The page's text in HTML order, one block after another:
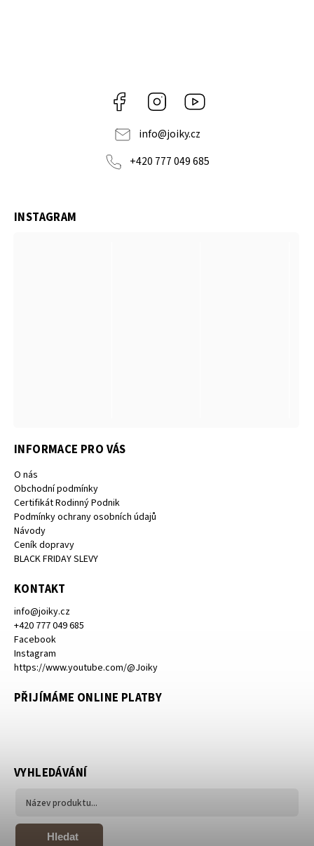
Facebook Instagram
info@joiky.cz
+420 777 049 685
INFORMACE PRO VÁS
O nás
Obchodní podmínky
Certifikát Rodinný Podnik
Podmínky ochrany osobních údajů
Návody
Ceník dopravy
BLACK FRIDAY SLEVY
KONTAKT
info@joiky.cz
+420 777 049 685
Facebook
Instagram
https://www.youtube.com/@Joiky
PŘIJÍMÁME ONLINE PLATBY
INSTAGRAM
VYHLEDÁVÁNÍ
Hledat